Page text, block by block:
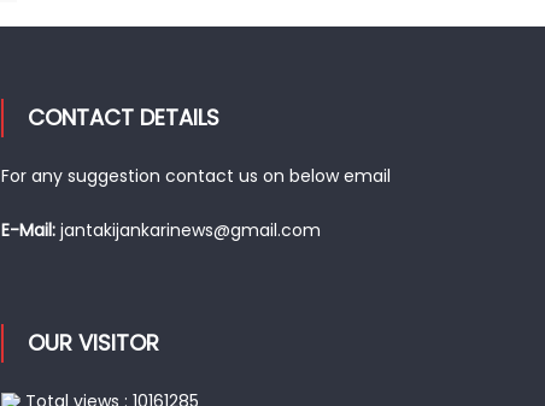
CONTACT DETAILS
For any suggestion contact us on below email
E-Mail: jantakijankarinews@gmail.com
OUR VISITOR